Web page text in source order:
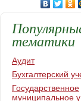
тематики
Аудит
Бухгалтерский
Государственное
муниципальное